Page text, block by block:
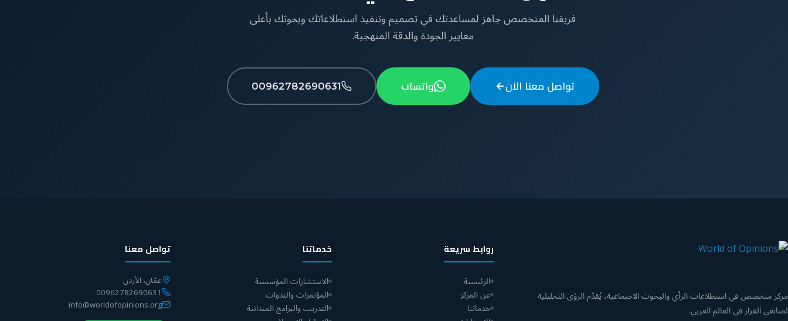
فريقنا المتخصص جاهز لمساعدتك في تصميم وتنفيذ استطلاعاتك وبحوثك بأعلى
معايير الجودة والدقة المنهجية.
تواصل معنا الآن واتساب 00962782690631
مركز متخصص في استطلاعات الرأي والبحوث الاجتماعية، يُقدّم الرؤى التحليلية
لصانعي القرار في العالم العربي.
روابط سريعة
الرئيسية
عن المركز
خدماتنا
خدماتنا
الاستشارات المؤسسية
المؤتمرات والندوات
التدريب والبرامج الميدانية
تواصل معنا
عمّان، الأردن
00962782690631
info@worldofopinions.org